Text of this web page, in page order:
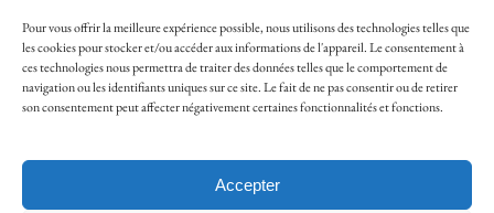
Pour vous offrir la meilleure expérience possible, nous utilisons des technologies telles que
les cookies pour stocker et/ou accéder aux informations de l'appareil. Le consentement à
ces technologies nous permettra de traiter des données telles que le comportement de
navigation ou les identifiants uniques sur ce site. Le fait de ne pas consentir ou de retirer
son consentement peut affecter négativement certaines fonctionnalités et fonctions.
Accepter
S’adresser à l’herboristerie :
6 rue des Filles du Calvaire
75003 Paris
France
Lu-Sa : 10h30/13h30 – 14h30/19h30
Dim (Oct à Mai) : 12h/17h30